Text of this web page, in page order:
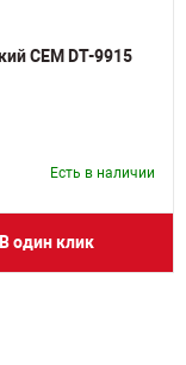
CEM DT-9915
Есть в наличии
В один клик